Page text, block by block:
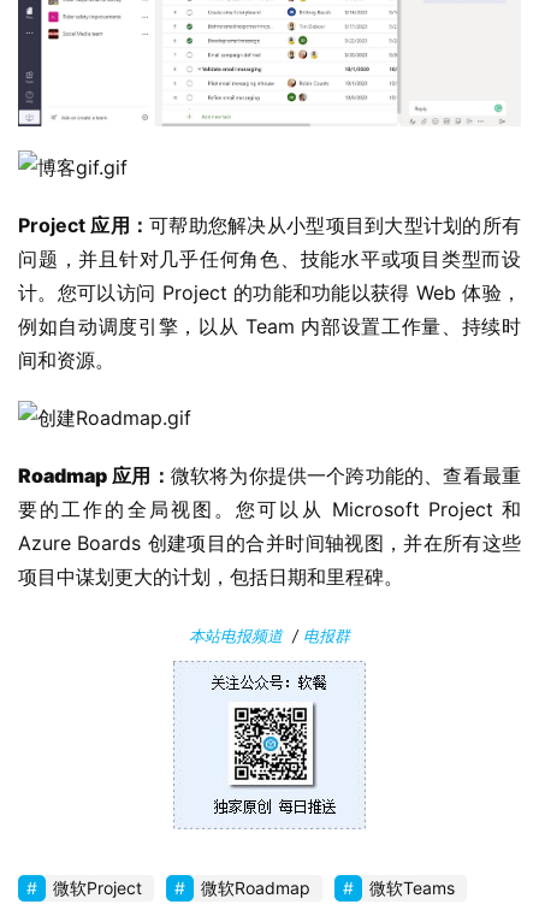
i
n
1
W
i
n
1
0
P
软
件
安
Project 应用：可帮助您解决从小型项目到大型计划的所有
问题，并且针对几乎任何角色、技能水平或项目类型而设
计。您可以访问 Project 的功能和功能以获得 Web 体验，
例如自动调度引擎，以从 Team 内部设置工作量、持续时
间和资源。
Roadmap 应用： 微软将为你提供一个跨功能的、查看最重
要的工作的全局视图。您可以从 Microsoft Project 和
Azure Boards 创建项目的合并时间轴视图，并在所有这些
项目中谋划更大的计划，包括日期和里程碑。
本站电报频道/ 电报群
微软Project 微软Roadmap 微软Teams